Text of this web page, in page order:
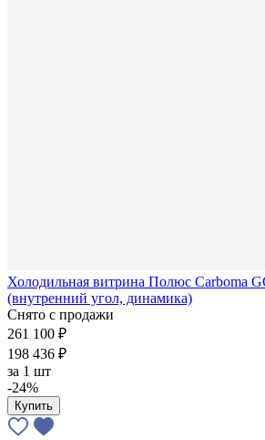
Холодильная витрина Полюс Carboma
(внутренний угол, динамика)
Снято с продажи
261 100 ₽
198 436 ₽
за 1 шт
-24%
Купить